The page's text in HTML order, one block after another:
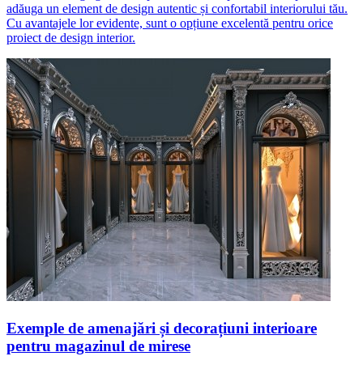
adăuga un element de design autentic și confortabil interiorului tău.
Cu avantajele lor evidente, sunt o opțiune excelentă pentru orice
proiect de design interior.
Exemple de amenajări și decorațiuni interioare
pentru magazinul de mirese